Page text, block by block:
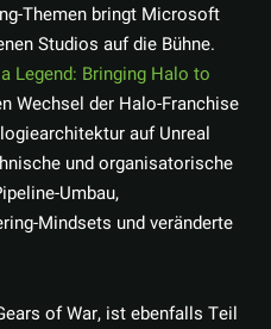
Themen bringt Microsoft
Studios auf die Bühne.
Legend: Bringing Halo to
Wechsel der Halo-Franchise
auf Unreal
und organisatorische
Umbau,
Mindsets und veränderte
of War, ist ebenfalls Teil